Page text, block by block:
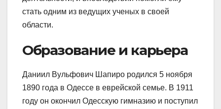
стать одним из ведущих ученых в своей
области.
Образование и карьера
Даниил Вульфович Шапиро родился 5 ноября
1890 года в Одессе в еврейской семье. В 1911
году он окончил Одесскую гимназию и поступил